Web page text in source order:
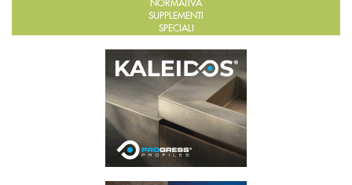
NORMATIVA
SUPPLEMENTI
SPECIALI